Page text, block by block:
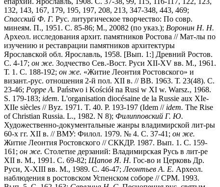
132, 143, 167, 179, 195, 197, 208, 213, 347-348, 443, 469;
Спасский Ф. Г. Рус. литургическое творчество: По совр.
минеям. П., 1951. С. 85-86; М., 20082 (по указ.); Воронин Н. Н.
Археол. исследования архит. памятников Ростова // Мат-лы по
изучению и реставрации памятников архитектуры
Ярославской обл. Ярославль, 1958. [Вып. 1:] Древний Ростов.
С. 4-17; он же. Зодчество Сев.-Вост. Руси XII-XV вв. М., 1961.
Т. 1. С. 188-192; он же. «Житие Леонтия Ростовского» и
визант.-рус. отношения 2-й пол. XII в. // ВВ. 1963. Т. 23(48). С.
23-46; Poppe A. Państwo i Kościół na Rusi w XI w. Warsz., 1968.
S. 179-183; idem. L'organisation diocésaine de la Russie aux XIe-
XIIe siècles // Byz. 1971. T. 40. P. 193-197 (Idem // idem. The Rise
of Christian Russia. L., 1982. N 8); Филипповский Г. Ю.
Художественно-документальные жанры владимирской лит-ры
60-х гг. XII в. // ВМУ: Филол. 1979. № 4. С. 37-41; он же.
Житие Леонтия Ростовского // СККДР. 1987. Вып. 1. С. 159-
161; он же. Столетие дерзаний: Владимирская Русь в лит-ре
XII в. М., 1991. С. 69-82; Щапов Я. Н. Гос-во и Церковь Др.
Руси, X-XIII вв. М., 1989. С. 46-47;Леонтьев А. Е. Археол.
наблюдения в ростовском Успенском соборе // СРМ. 1993.